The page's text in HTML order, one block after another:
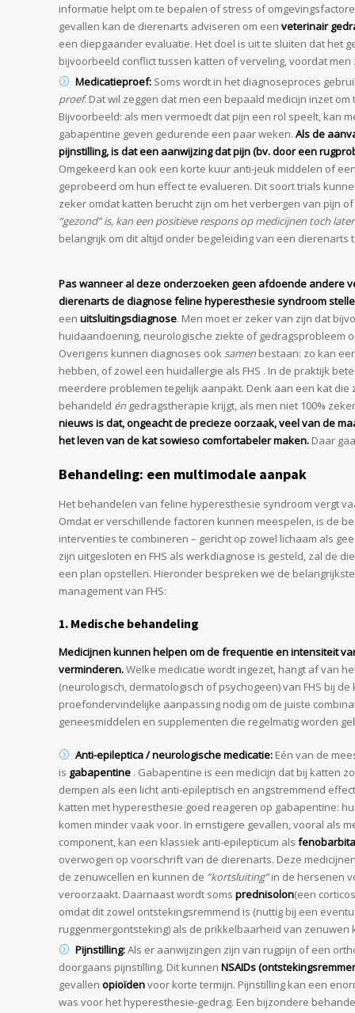
informatie helpt om te bepalen of stress of
gevallen kan de dierenarts adviseren om een veterinair
een diepgaander evaluatie. Het doel is uit te sluiten dat het
bijvoorbeeld conflict tussen katten of verveling, voordat men
Medicatieproef: Soms wordt in het diagnoseproces
proef. Dat wil zeggen dat men een bepaald medicijn inzet
Bijvoorbeeld: als men vermoedt dat pijn een rol speelt, kan
gabapentine geven gedurende een paar weken. Als de
pijnstilling, is dat een aanwijzing dat pijn (bv. door een
Omgekeerd kan ook een korte kuur anti-jeuk middelen of
geprobeerd om hun effect te evalueren. Dit soort trials
zeker omdat katten berucht zijn om het verbergen van pijn
“gezond” is, kan een positieve respons op medicijnen toch
belangrijk om dit altijd onder begeleiding van een dierenarts
Pas wanneer al deze onderzoeken geen afdoende andere
dierenarts de diagnose feline hyperesthesie syndroom
een uitsluitingsdiagnose. Men moet er zeker van zijn dat
huidaandoening, neurologische ziekte of gedragsprobleem
Overigens kunnen diagnoses ook samen bestaan: zo kan
hebben, of zowel een huidallergie als FHS . In de praktijk
meerdere problemen tegelijk aanpakt. Denk aan een kat die
behandeld én gedragstherapie krijgt, als men niet 100%
nieuws is dat, ongeacht de precieze oorzaak, veel van de
het leven van de kat sowieso comfortabeler maken. Daar
Behandeling: een multimodale aanpak
Het behandelen van feline hyperesthesie syndroom vergt
Omdat er verschillende factoren kunnen meespelen, is de
interventies te combineren – gericht op zowel lichaam als
zijn uitgesloten en FHS als werkdiagnose is gesteld, zal de
een plan opstellen. Hieronder bespreken we de
management van FHS:
1. Medische behandeling
Medicijnen kunnen helpen om de frequentie en intensiteit
verminderen.Welke medicatie wordt ingezet, hangt af van
(neurologisch, dermatologisch of psychogeen) van FHS bij de
proefondervindelijke aanpassing nodig om de juiste
geneesmiddelen en supplementen die regelmatig worden
Anti-epileptica / neurologische medicatie: Eén van de
is gabapentine . Gabapentine is een medicijn dat bij katten
dempen als een licht anti-epileptisch en angstremmend
katten met hyperesthesie goed reageren op gabapentine:
komen minder vaak voor. In ernstigere gevallen, vooral als
component, kan een klassiek anti-epilepticum als
overwogen op voorschrift van de dierenarts. Deze
de zenuwcellen en kunnen de “kortsluiting”in de hersenen
veroorzaakt. Daarnaast wordt soms prednisolon(een
omdat dit zowel ontstekingsremmend is (nuttig bij een
ruggenmergontsteking) als de prikkelbaarheid van zenuwen
Pijnstilling:Als er aanwijzingen zijn van rugpijn of een
doorgaans pijnstilling. Dit kunnen NSAIDs
gevallen opioïdenvoor korte termijn. Pijnstilling kan een
was voor het hyperesthesie-gedrag. Een bijzondere